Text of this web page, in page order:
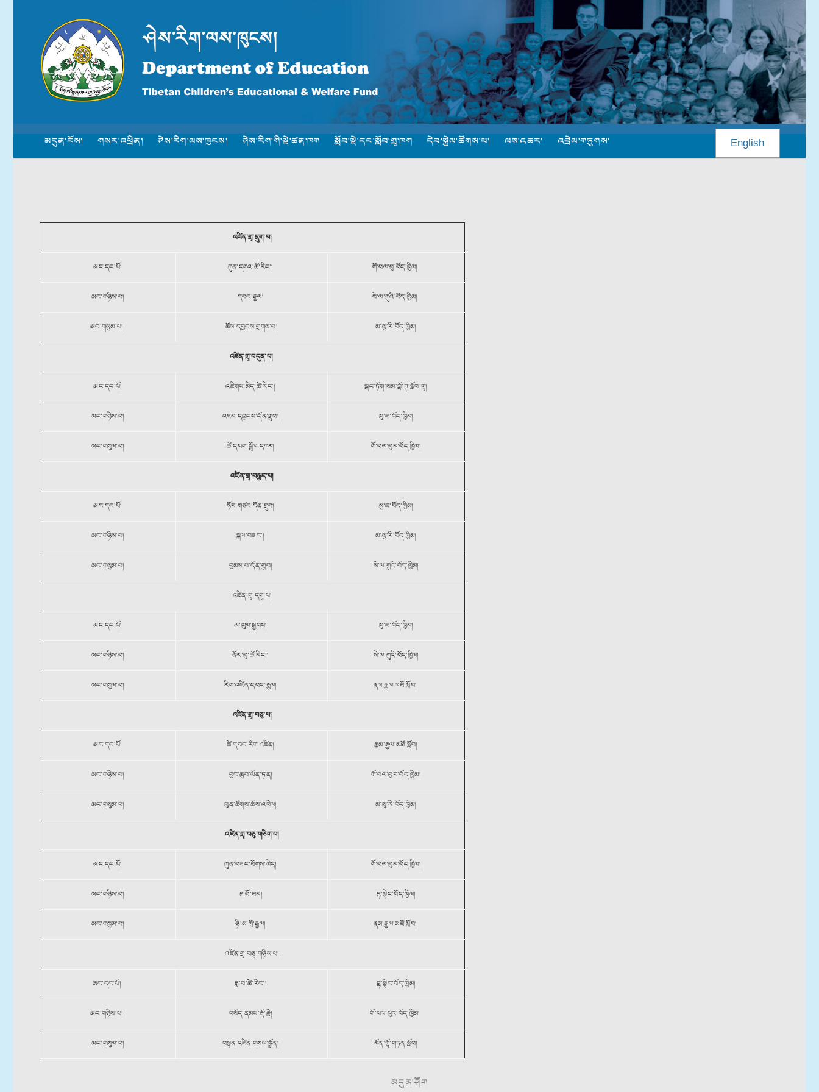
མདུན་ངོས། གསར་འཕྲིན། ཤེས་རིག་ལས་ཁུངས། ཤེས་རིག་གི་སྡེ་ཚན་ཁག སློབ་སྡེ་དང་སློབ་གྲྭ་ཁག དེབ་སྐྱེལ་ཚོགས་པ། ལས་འཆར། འབྲེལ་གཏུགས། English
འཛིན་གྲྭ་དྲུག་པ།
ཨང་དང་པོ། ཀུན་དགའ་ཚེ་རིང༌། གོ་པལ་པུ་བོད་ཁྱིམ།
ཨང་གཉིས་པ། དབང་རྒྱལ། སེ་ལ་ཀུའི་བོད་ཁྱིམ།
ཨང་གསུམ་པ། ཆོས་དབྱངས་གྲགས་པ། མ་སུ་རི་བོད་ཁྱིམ།
འཛིན་གྲྭ་བདུན་པ།
ཨང་དང་པོ། འཇིགས་མེད་ཚེ་རིང༌། སྒང་ཏོག་སམ་བྷོ་ཊ་སློབ་གྲྭ།
ཨང་གཉིས་པ། འཇམ་དབྱངས་དོན་གྲུབ། སུ་ཇ་བོད་ཁྱིམ།
ཨང་གསུམ་པ། ཚེ་དཔག་སྒྲོལ་དཀར། གོ་པལ་པུར་བོད་ཁྱིམ།
འཛིན་གྲྭ་བརྒྱད་པ།
ཨང་དང་པོ། ཧོར་གཙང་དོན་གྲུབ། སུ་ཇ་བོད་ཁྱིམ།
ཨང་གཉིས་པ། སྐལ་བཟང༌། མ་སུ་རི་བོད་ཁྱིམ།
ཨང་གསུམ་པ། བྱམས་པ་དོན་གྲུབ། སེ་ལ་ཀུའི་བོད་ཁྱིམ།
འཛིན་གྲྭ་དགུ་པ།
ཨང་དང་པོ། ཨ་ཡུམ་སྐྱབས། སུ་ཇ་བོད་ཁྱིམ།
ཨང་གཉིས་པ། ནོར་བུ་ཚེ་རིང༌། སེ་ལ་ཀུའི་བོད་ཁྱིམ།
ཨང་གསུམ་པ། རིག་འཛིན་དབང་རྒྱལ། རྣམ་རྒྱལ་མཐོ་སློབ།
འཛིན་གྲྭ་བཅུ་པ།
ཨང་དང་པོ། ཚེ་དབང་རིག་འཛིན། རྣམ་རྒྱལ་མཐོ་སློབ།
ཨང་གཉིས་པ། བྱང་ཆུབ་ཡོན་ཏན། གོ་པལ་པུར་བོད་ཁྱིམ།
ཨང་གསུམ་པ། ཕུན་ཚོགས་ཆོས་འཕེལ། མ་སུ་རི་བོད་ཁྱིམ།
འཛིན་གྲྭ་བཅུ་གཅིག་པ།
ཨང་དང་པོ། ཀུན་བཟང་ཐོགས་མེད། གོ་པལ་པུར་བོད་ཁྱིམ།
ཨང་གཉིས་པ། ཤ་བོ་ཐར། དྷ་སྟེང་བོད་ཁྱིམ།
ཨང་གསུམ་པ། ཉི་མ་ཁྲོ་རྒྱལ། རྣམ་རྒྱལ་མཐོ་སློབ།
འཛིན་གྲྭ་བཅུ་གཉིས་པ།
ཨང་དང་པོ། ཟླ་བ་ཚེ་རིང༌། དྷ་སྟེང་བོད་ཁྱིམ།
ཨང་གཉིས་པ། བསོད་ནམས་རྡོ་རྗེ། གོ་པལ་པུར་བོད་ཁྱིམ།
ཨང་གསུམ་པ། བསྟན་འཛིན་གསལ་སྒྲོན། མོན་གྷོ་གཏན་སློབ།
མདུན་ཤོག